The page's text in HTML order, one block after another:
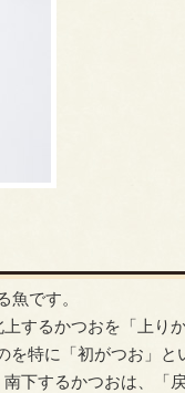
です。
するかつおを「上り
特に「初がつお」と
下するかつおは、「戻